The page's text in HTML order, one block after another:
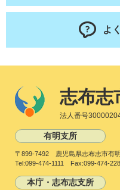
よ
志布志
法人番号
有明支所
〒899-7492 鹿児島県志布志市有
Tel:099-474-1111 Fax:099-474-
本庁・志布志支所